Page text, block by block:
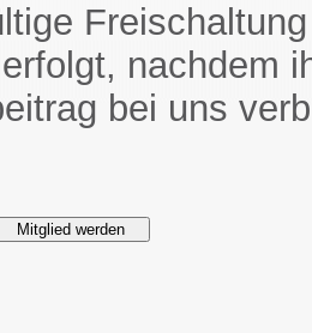
nachdem
bei uns